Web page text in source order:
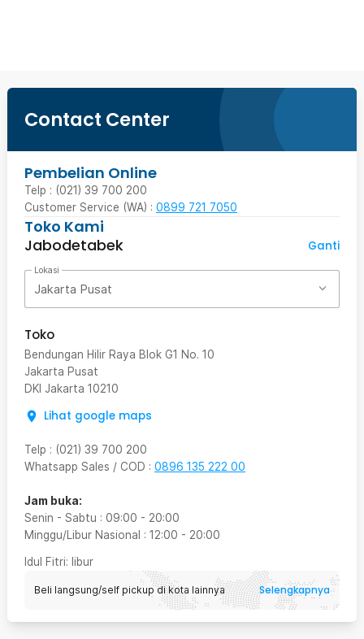
Contact Center
Pembelian Online
Telp : (021) 39 700 200
Customer Service (WA) : 0899 721 7050
Toko Kami
Jabodetabek
Ganti
Lokasi
Jakarta Pusat
Toko
Bendungan Hilir Raya Blok G1 No. 10
Jakarta Pusat
DKI Jakarta 10210
Lihat google maps
Telp : (021) 39 700 200
Whatsapp Sales / COD : 0896 135 222 00
Jam buka:
Senin - Sabtu : 09:00 - 20:00
Minggu/Libur Nasional : 12:00 - 20:00
Idul Fitri: libur
Beli langsung/self pickup di kota lainnya Selengkapnya